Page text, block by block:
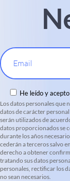
Email
He leído y
Los datos personales que
datos de carácter
serán utilizados de
datos proporcionados se
durante los años
cederán a terceros salvo
derecho a obtener
tratando sus datos
personales, rectificar los
no sean necesarios.